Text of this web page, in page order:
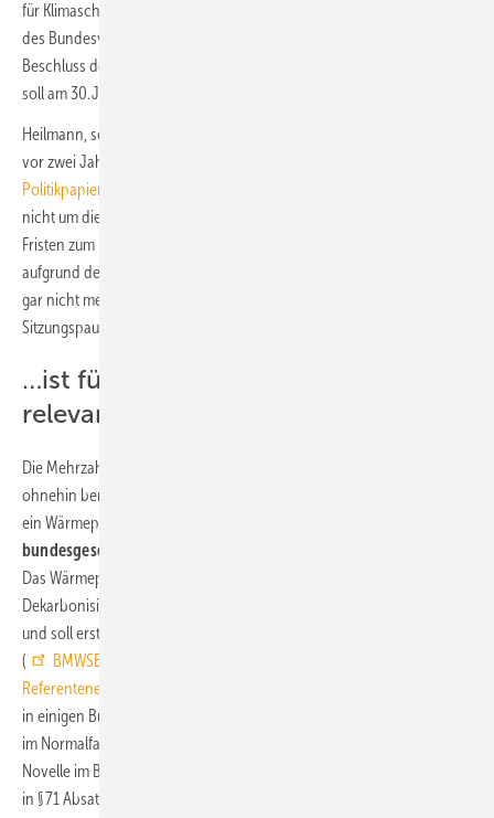
für Klimaschutz und Energie, will durch eine einstweilige Anordnung
des Bundesverfassungsgerichts den in der 27. KW geplanten
Beschluss des Bundestags verhindern. Ein entsprechender Antrag
soll am 30. Juni 2023 gestellt worden sein.
Heilmann, seit März 2022 auch Vorsitzender der
vor zwei Jahren „
Politikpapier
nicht um die Inhalte des Gesetzentwurfs, sondern um die sehr kurzen
Fristen zum Prüfen und Beraten der Inhalte. Letztendlich ist es
aufgrund der neuen Ausrichtung der GEG-Novelle in der Sache auch
gar nicht mehr wichtig, ob das Gesetz Anfang Juli oder erst nach der
Sitzungspause Anfang September beschlossen wird:
…ist für den Klimaschutz nicht mehr
relevant
Die Mehrzahl der Neubauten erfüllte die Heizungsanforderungen
ohnehin bereits und im Bestand sollen sie erst greifen, wenn vor Ort
ein Wärmeplan vorliegt, der
bundesgesetzlichen Regelung zur Wärmeplanung erstellt wurde
Das Wärmeplanungsgesetz („Gesetz für die Wärmeplanung und zur
Dekarbonisierung der Wärmenetze“ existiert jedoch noch gar nicht
und soll erst bis Ende 2023 vom Bundestag beschlossen werden
(
BMWSB-Info Wärmeplanungsgesetz, Stand und
Referentenentwurf
in einigen Bundesländern zurzeit schon erstellt werden, werden also
im Normalfall Anfang 2024 noch nicht die Heizungsregeln der GEG-
Novelle im Bestand in Kraft setzen. Die Formulierungshilfe sieht dazu
in § 71 Absatz 8 konkret vor: